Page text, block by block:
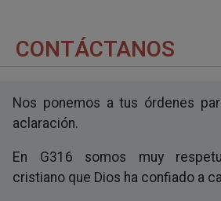
CONTÁCTANOS
Nos ponemos a tus órdenes
aclaración.
En G316 somos muy
cristiano que Dios ha confiado a